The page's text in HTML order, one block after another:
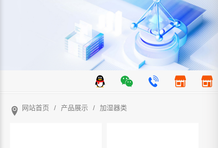
网站首页 / 产品展示 / 加湿器类